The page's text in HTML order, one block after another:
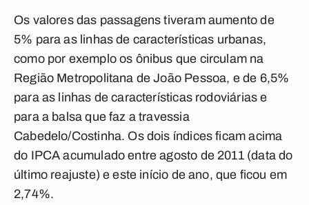
Os valores das passagens tiveram aumento de
5% para as linhas de características urbanas,
como por exemplo os ônibus que circulam na
Região Metropolitana de João Pessoa, e de 6,5%
para as linhas de características rodoviárias e
para a balsa que faz a travessia
Cabedelo/Costinha. Os dois índices ficam acima
do IPCA acumulado entre agosto de 2011 (data do
último reajuste) e este início de ano, que ficou em
2,74%.